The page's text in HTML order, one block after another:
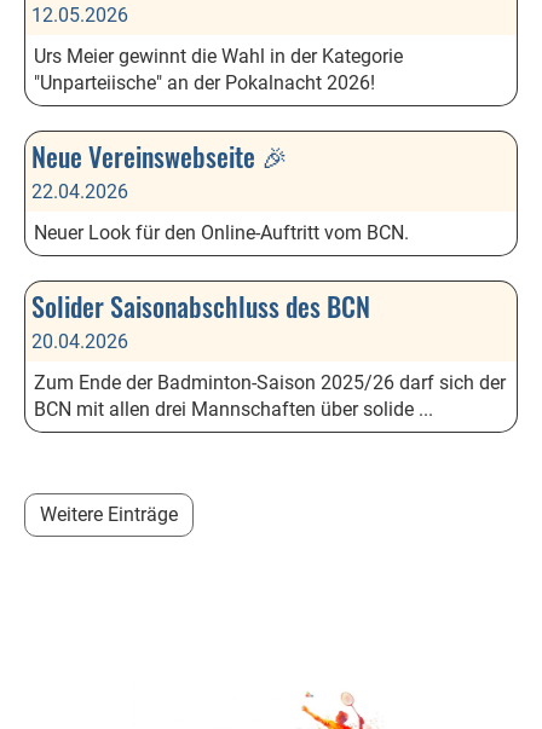
12.05.2026
Urs Meier gewinnt die Wahl in der Kategorie
"Unparteiische" an der Pokalnacht 2026!
Neue Vereinswebseite 🎉
22.04.2026
Neuer Look für den Online-Auftritt vom BCN.
Solider Saisonabschluss des BCN
20.04.2026
Zum Ende der Badminton-Saison 2025/26 darf sich der
BCN mit allen drei Mannschaften über solide ...
Weitere Einträge